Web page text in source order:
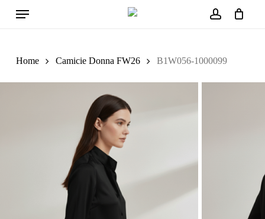
Menu Cart
Close
Home Camicie Donna FW26 B1W056-1000099